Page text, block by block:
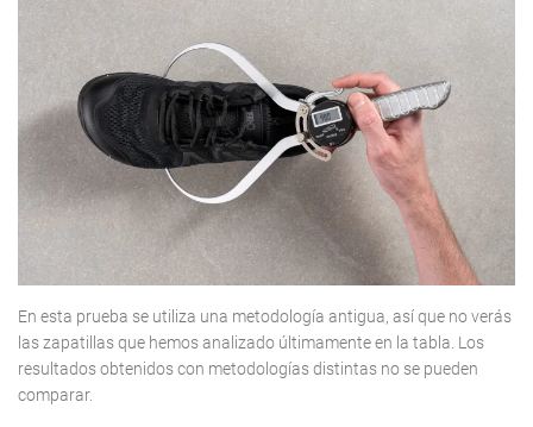
En esta prueba se utiliza una metodología antigua, así que no verás
las zapatillas que hemos analizado últimamente en la tabla. Los
resultados obtenidos con metodologías distintas no se pueden
comparar.